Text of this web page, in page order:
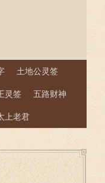
土地公灵签
灵签 五路财神
上老君